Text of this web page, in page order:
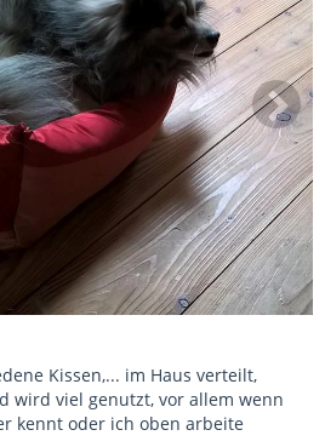
Kissen,... im Haus verteilt,
wird viel genutzt, vor allem wenn
kennt oder ich oben arbeite